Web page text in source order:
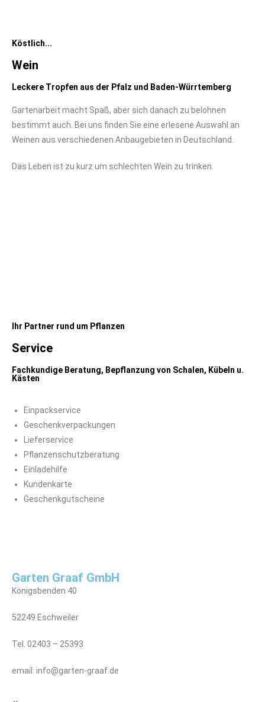
Köstlich...
Wein
Leckere Tropfen aus der Pfalz und Baden-Würrtemberg
Gartenarbeit macht Spaß, aber sich danach zu belohnen
bestimmt auch. Bei uns finden Sie eine erlesene Auswahl an
Weinen aus verschiedenen Anbaugebieten in Deutschland.
Das Leben ist zu kurz um schlechten Wein zu trinken.
Ihr Partner rund um Pflanzen
Service
Fachkundige Beratung, Bepflanzung von Schalen, Kübeln u.
Kästen
Einpackservice
Geschenkverpackungen
Lieferservice
Pflanzenschutzberatung
Einladehilfe
Kundenkarte
Geschenkgutscheine
Garten Graaf GmbH
Königsbenden 40
52249 Eschweiler
Tel. 02403 – 25393
email: info@garten-graaf.de